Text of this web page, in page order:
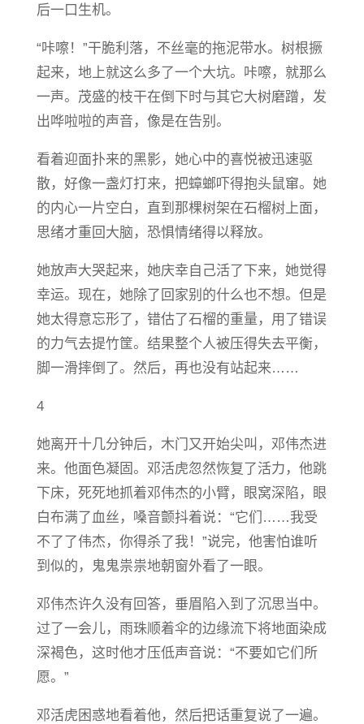
后一口生机。
“咔嚓！”干脆利落，不丝毫的拖泥带水。树根撅
起来，地上就这么多了一个大坑。咔嚓，就那么
一声。茂盛的枝干在倒下时与其它大树磨蹭，发
出哗啦啦的声音，像是在告别。
看着迎面扑来的黑影，她心中的喜悦被迅速驱
散，好像一盏灯打来，把蟑螂吓得抱头鼠窜。她
的内心一片空白，直到那棵树架在石榴树上面，
思绪才重回大脑，恐惧情绪得以释放。
她放声大哭起来，她庆幸自己活了下来，她觉得
幸运。现在，她除了回家别的什么也不想。但是
她太得意忘形了，错估了石榴的重量，用了错误
的力气去提竹筐。结果整个人被压得失去平衡，
脚一滑摔倒了。然后，再也没有站起来……
4
她离开十几分钟后，木门又开始尖叫，邓伟杰进
来。他面色凝固。邓活虎忽然恢复了活力，他跳
下床，死死地抓着邓伟杰的小臂，眼窝深陷，眼
白布满了血丝，嗓音颤抖着说：“它们……我受
不了了伟杰，你得杀了我！”说完，他害怕谁听
到似的，鬼鬼祟祟地朝窗外看了一眼。
邓伟杰许久没有回答，垂眉陷入到了沉思当中。
过了一会儿，雨珠顺着伞的边缘流下将地面染成
深褐色，这时他才压低声音说：“不要如它们所
愿。”
邓活虎困惑地看着他，然后把话重复说了一遍。